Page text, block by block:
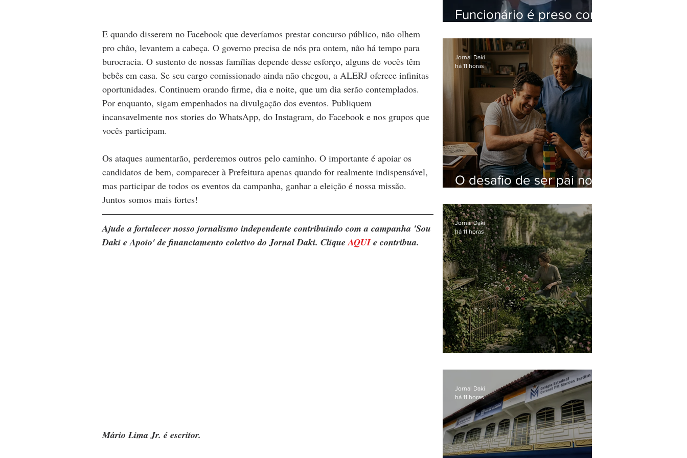
E quando disserem no Facebook que deveríamos prestar concurso público, não olhem
pro chão, levantem a cabeça. O governo precisa de nós pra ontem, não há tempo para
burocracia. O sustento de nossas famílias depende desse esforço, alguns de vocês têm
bebês em casa. Se seu cargo comissionado ainda não chegou, a ALERJ oferece infinitas
oportunidades. Continuem orando firme, dia e noite, que um dia serão contemplados.
Por enquanto, sigam empenhados na divulgação dos eventos. Publiquem
incansavelmente nos stories do WhatsApp, do Instagram, do Facebook e nos grupos que
vocês participam.
Os ataques aumentarão, perderemos outros pelo caminho. O importante é apoiar os
candidatos de bem, comparecer à Prefeitura apenas quando for realmente indispensável,
mas participar de todos os eventos da campanha, ganhar a eleição é nossa missão.
Juntos somos mais fortes!
Ajude a fortalecer nosso jornalismo independente contribuindo com a campanha 'Sou
Daki e Apoio' de financiamento coletivo do Jornal Daki. Clique AQUI e contribua.
Mário Lima Jr. é escritor.
Funcionário é preso com
do Hospital do Andaraí
O desafio de ser pai no
Jornal Daki
há 11 horas
Jornal Daki
há 11 horas
Jornal Daki
há 11 horas